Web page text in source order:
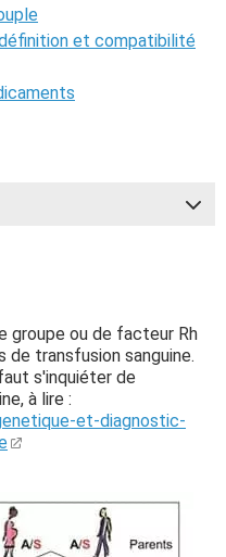
définition et compatibilité
groupe ou de facteur Rh
de transfusion sanguine.
s'inquiéter de
à lire :
et-diagnostic-